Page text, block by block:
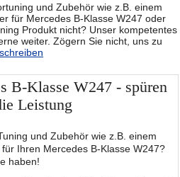
und Zubehör wie z.B. einem
für Mercedes B-Klasse W247 oder
Produkt nicht? Unser kompetentes
weiter. Zögern Sie nicht, uns zu
schreiben
B-Klasse W247 - spüren
Leistung
und Zubehör wie z.B. einem
für Ihren Mercedes B-Klasse W247?
haben!